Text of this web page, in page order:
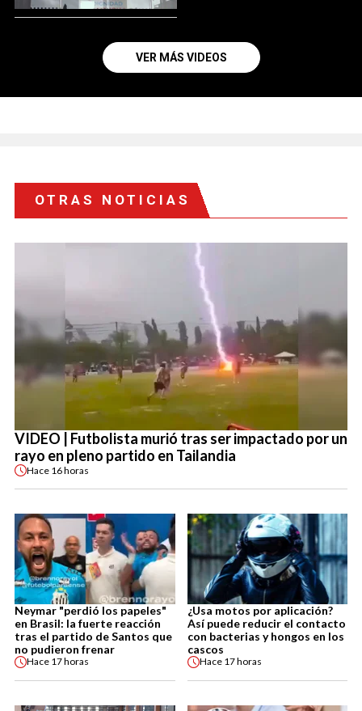
VER MÁS VIDEOS
OTRAS NOTICIAS
VIDEO | Futbolista murió tras ser impactado por un
rayo en pleno partido en Tailandia
Hace 16 horas
Neymar "perdió los papeles"
en Brasil: la fuerte reacción
tras el partido de Santos que
no pudieron frenar
Hace 17 horas
¿Usa motos por aplicación?
Así puede reducir el contacto
con bacterias y hongos en los
cascos
Hace 17 horas